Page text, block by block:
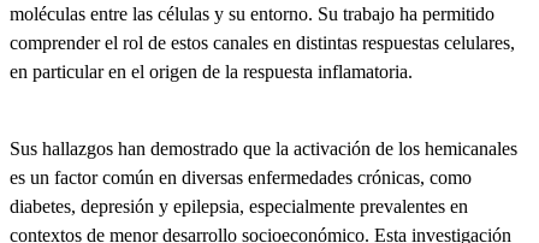
moléculas entre las células y su entorno. Su trabajo ha permitido
comprender el rol de estos canales en distintas respuestas celulares,
en particular en el origen de la respuesta inflamatoria.
Sus hallazgos han demostrado que la activación de los hemicanales
es un factor común en diversas enfermedades crónicas, como
diabetes, depresión y epilepsia, especialmente prevalentes en
contextos de menor desarrollo socioeconómico. Esta investigación